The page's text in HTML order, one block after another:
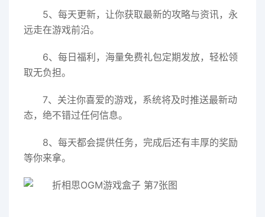
5、每天更新，让你获取最新的攻略与资讯，永
远走在游戏前沿。
6、每日福利，海量免费礼包定期发放，轻松领
取无负担。
7、关注你喜爱的游戏，系统将及时推送最新动
态，绝不错过任何信息。
8、每天都会提供任务，完成后还有丰厚的奖励
等你来拿。